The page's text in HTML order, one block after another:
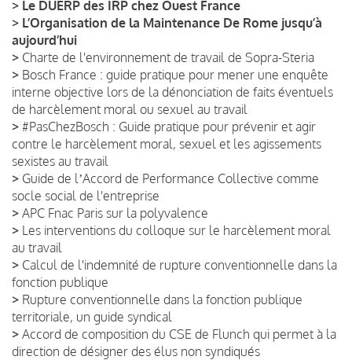
> Le DUERP des IRP chez Ouest France
> L’Organisation de la Maintenance De Rome jusqu’à
aujourd’hui
> Charte de l'environnement de travail de Sopra-Steria
> Bosch France : guide pratique pour mener une enquête
interne objective lors de la dénonciation de faits éventuels
de harcèlement moral ou sexuel au travail
> #PasChezBosch : Guide pratique pour prévenir et agir
contre le harcèlement moral, sexuel et les agissements
sexistes au travail
> Guide de lʼAccord de Performance Collective comme
socle social de l'entreprise
> APC Fnac Paris sur la polyvalence
> Les interventions du colloque sur le harcèlement moral
au travail
> Calcul de l'indemnité de rupture conventionnelle dans la
fonction publique
> Rupture conventionnelle dans la fonction publique
territoriale, un guide syndical
> Accord de composition du CSE de Flunch qui permet à la
direction de désigner des élus non syndiqués